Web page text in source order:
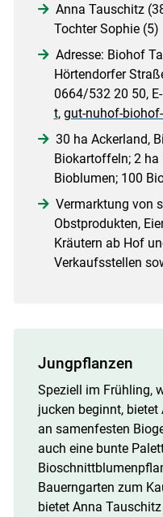
Anna Tauschitz
Tochter Sophie (5)
Adresse: Biohof
Hörtendorfer
0664/532 20 50,
t, gut-nuhof-
30 ha Ackerland,
Biokartoffeln; 2 ha
Bioblumen; 100
Vermarktung von
Obstprodukten,
Kräutern ab Hof
Verkaufsstellen
Jungpflanzen
Speziell im Frühling,
jucken beginnt,
an samenfesten
auch eine bunte
Bauerngarten zum
bietet Anna